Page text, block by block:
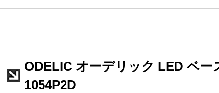
ODELIC オーデリック LED ベー
1054P2D